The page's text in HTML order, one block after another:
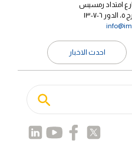
امتداد رمسيس
١٣
احدث الاخبار